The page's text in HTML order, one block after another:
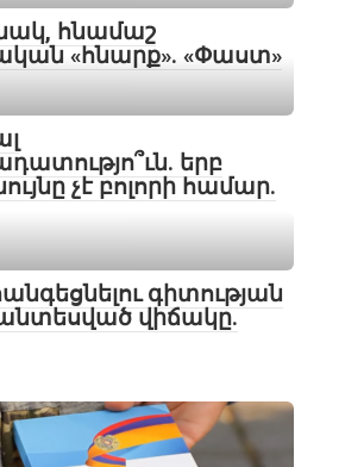
հնամաշ
«հնարք». «Փաստ»
երբ
չէ բոլորի համար.
գիտության
վիճակը.